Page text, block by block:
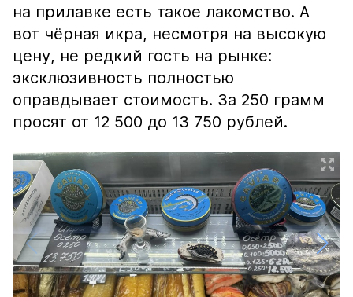
на прилавке есть такое лакомство. А
вот чёрная икра, несмотря на высокую
цену, не редкий гость на рынке:
эксклюзивность полностью
оправдывает стоимость. За 250 грамм
просят от 12 500 до 13 750 рублей.